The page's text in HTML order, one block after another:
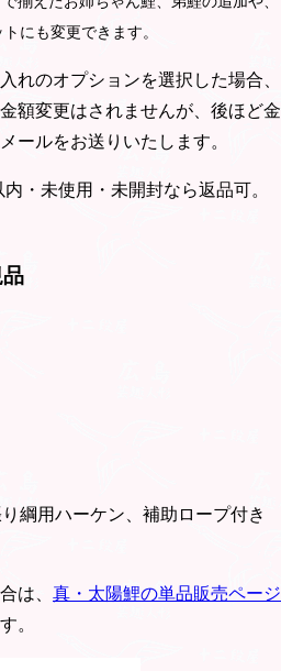
にも変更できます。
れのオプションを選択した場合、
額変更はされませんが、後ほど金
ールをお送りいたします。
・未使用・未開封なら返品可。
綱用ハーケン、補助ロープ付き
は、 真・太陽鯉の単品販売ページ
。